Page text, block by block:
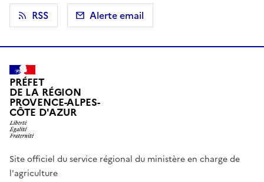
RSS
Alerte email
PRÉFET
DE LA RÉGION
PROVENCE-ALPES-
CÔTE D'AZUR
Site officiel du service régional du ministère en charge de
l'agriculture